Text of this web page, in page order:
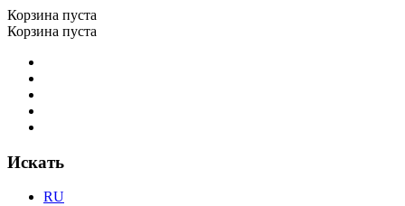
Корзина пуста
Корзина пуста
Искать
RU